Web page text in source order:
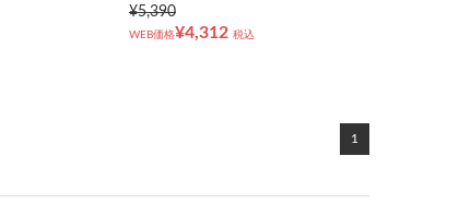
¥5,390
WEB価格¥4,312 税込
1